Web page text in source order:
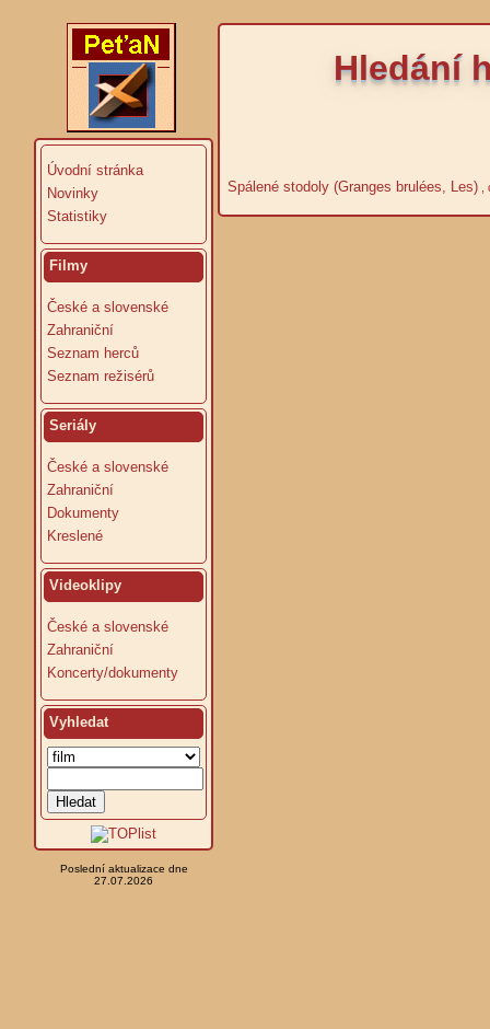
Úvodní stránka
Novinky
Statistiky
Filmy
České a slovenské
Zahraniční
Seznam herců
Seznam režisérů
Seriály
České a slovenské
Zahraniční
Dokumenty
Kreslené
Videoklipy
České a slovenské
Zahraniční
Koncerty/dokumenty
Vyhledat
Poslední aktualizace dne
27.07.2026
Hledání
Spálené stodoly (Granges brulées, Les) ,